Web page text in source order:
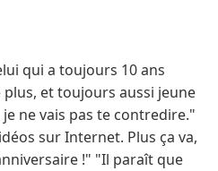
qui a toujours 10 ans
et toujours aussi jeune
ne vais pas te contredire."
sur Internet. Plus ça va,
!" "Il paraît que